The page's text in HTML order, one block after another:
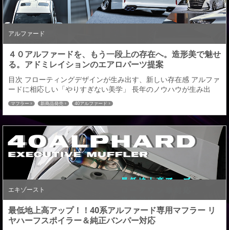
アルファード
４０アルファードを、もう一段上の存在へ。造形美で魅せ
る。アドミレイションのエアロパーツ提案
目次 フローティングデザインが生み出す、新しい存在感 アルファ
ードに相応しい「やりすぎない美学」 長年のノウハウが生み出
す、絶対的な差別化 アドミレイションが提案する、アルファード
の完成形 パーツ構成一覧 トータル装着で完成する、アドミレイシ
ョンスタイル コンプリートカー販売のご案内 アドミレイションが
おすすめする40アルファード エアロパーツ 造形美で魅せ、存在感
を引き上げる。 トヨタ・アルファ...
マフラー 新商品発売 40アルファード
エキゾースト
最低地上高アップ！！40系アルファード専用マフラー リ
ヤハーフスポイラー＆純正バンパー対応